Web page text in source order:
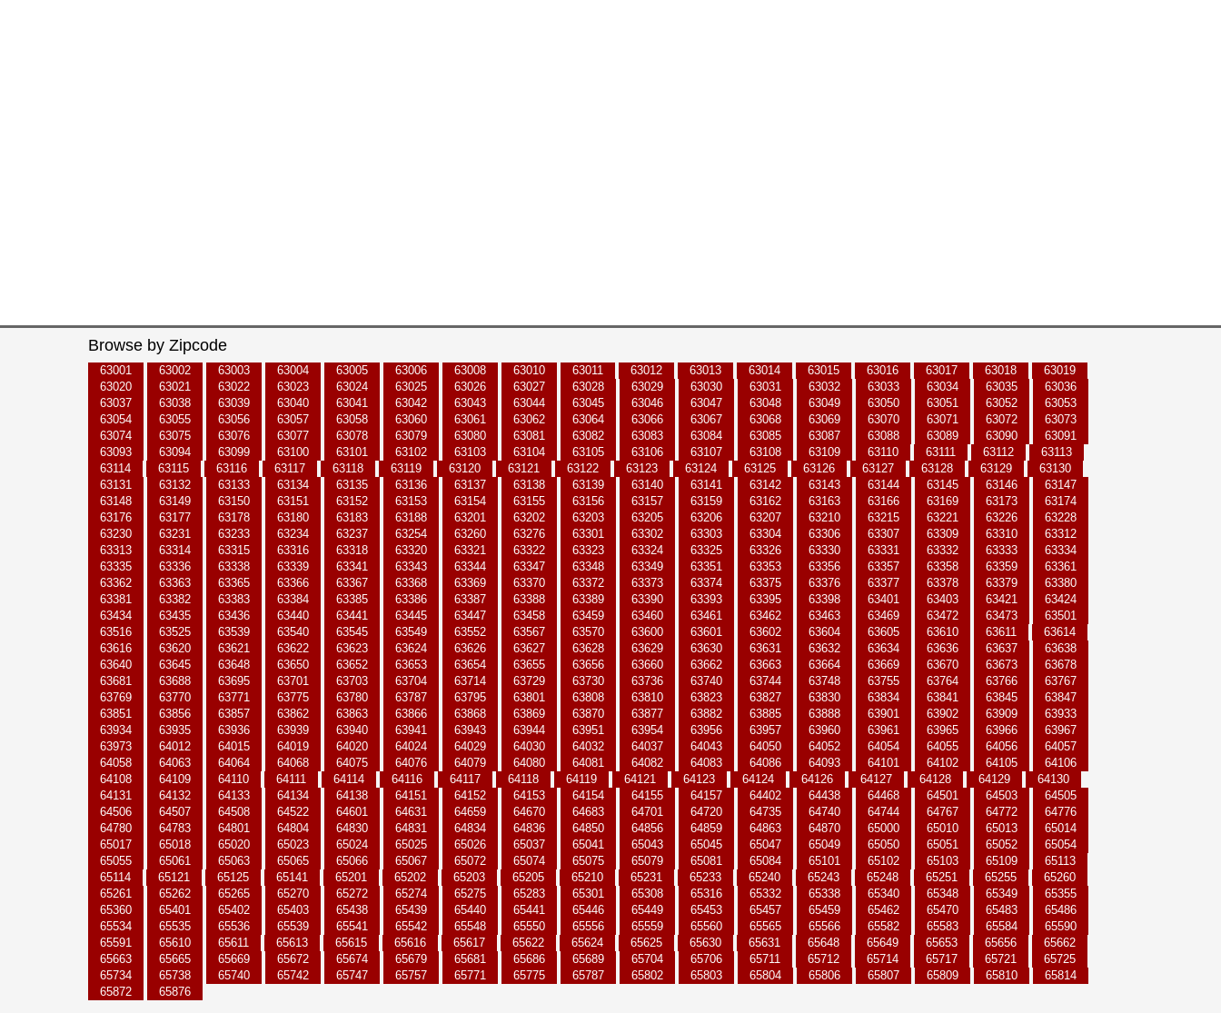
Browse by Zipcode
63001 63002 63003 63004 63005 63006 63008 63010 63011 63012 63013 63014 63015 63016 63017 63018
63019
63020
63021 63022 63023 63024 63025 63026 63027 63028 63029 63030 63031 63032 63033 63034 63035
63036
63037
63038 63039 63040 63041 63042 63043 63044 63045 63046 63047 63048 63049 63050 63051 63052
63053
63054
63055 63056 63057 63058 63060 63061 63062 63064 63066 63067 63068 63069 63070 63071 63072
63073
63074
63075 63076 63077 63078 63079 63080 63081 63082 63083 63084 63085 63087 63088 63089 63090
63091
63093
63094 63099 63100 63101 63102 63103 63104 63105 63106 63107 63108 63109 63110 63111 63112
63113
63114
63115 63116 63117 63118 63119 63120 63121 63122 63123 63124 63125 63126 63127 63128 63129
63130
63131
63132 63133 63134 63135 63136 63137 63138 63139 63140 63141 63142 63143 63144 63145 63146
63147
63148
63149 63150 63151 63152 63153 63154 63155 63156 63157 63159 63162 63163 63166 63169 63173
63174
63176
63177 63178 63180 63183 63188 63201 63202 63203 63205 63206 63207 63210 63215 63221 63226
63228
63230
63231 63233 63234 63237 63254 63260 63276 63301 63302 63303 63304 63306 63307 63309 63310
63312
63313
63314 63315 63316 63318 63320 63321 63322 63323 63324 63325 63326 63330 63331 63332 63333
63334
63335
63336 63338 63339 63341 63343 63344 63347 63348 63349 63351 63353 63356 63357 63358 63359
63361
63362
63363 63365 63366 63367 63368 63369 63370 63372 63373 63374 63375 63376 63377 63378 63379
63380
63381
63382 63383 63384 63385 63386 63387 63388 63389 63390 63393 63395 63398 63401 63403 63421
63424
63434
63435 63436 63440 63441 63445 63447 63458 63459 63460 63461 63462 63463 63469 63472 63473
63501
63516
63525 63539 63540 63545 63549 63552 63567 63570 63600 63601 63602 63604 63605 63610 63611
63614
63616
63620 63621 63622 63623 63624 63626 63627 63628 63629 63630 63631 63632 63634 63636 63637
63638
63640
63645 63648 63650 63652 63653 63654 63655 63656 63660 63662 63663 63664 63669 63670 63673
63678
63681
63688 63695 63701 63703 63704 63714 63729 63730 63736 63740 63744 63748 63755 63764 63766
63767
63769
63770 63771 63775 63780 63787 63795 63801 63808 63810 63823 63827 63830 63834 63841 63845
63847
63851
63856 63857 63862 63863 63866 63868 63869 63870 63877 63882 63885 63888 63901 63902 63909
63933
63934
63935 63936 63939 63940 63941 63943 63944 63951 63954 63956 63957 63960 63961 63965 63966
63967
63973
64012 64015 64019 64020 64024 64029 64030 64032 64037 64043 64050 64052 64054 64055 64056
64057
64058
64063 64064 64068 64075 64076 64079 64080 64081 64082 64083 64086 64093 64101 64102 64105
64106
64108
64109 64110 64111 64114 64116 64117 64118 64119 64121 64123 64124 64126 64127 64128 64129
64130
64131
64132 64133 64134 64138 64151 64152 64153 64154 64155 64157 64402 64438 64468 64501 64503
64505
64506
64507 64508 64522 64601 64631 64659 64670 64683 64701 64720 64735 64740 64744 64767 64772
64776
64780
64783 64801 64804 64830 64831 64834 64836 64850 64856 64859 64863 64870 65000 65010 65013
65014
65017
65018 65020 65023 65024 65025 65026 65037 65041 65043 65045 65047 65049 65050 65051 65052
65054
65055
65061 65063 65065 65066 65067 65072 65074 65075 65079 65081 65084 65101 65102 65103 65109
65113
65114
65121 65125 65141 65201 65202 65203 65205 65210 65231 65233 65240 65243 65248 65251 65255
65260
65261
65262 65265 65270 65272 65274 65275 65283 65301 65308 65316 65332 65338 65340 65348 65349
65355
65360
65401 65402 65403 65438 65439 65440 65441 65446 65449 65453 65457 65459 65462 65470 65483
65486
65534
65535 65536 65539 65541 65542 65548 65550 65556 65559 65560 65565 65566 65582 65583 65584
65590
65591
65610 65611 65613 65615 65616 65617 65622 65624 65625 65630 65631 65648 65649 65653 65656
65662
65663
65665 65669 65672 65674 65679 65681 65686 65689 65704 65706 65711 65712 65714 65717 65721
65725
65734
65738 65740 65742 65747 65757 65771 65775 65787 65802 65803 65804 65806 65807 65809 65810
65814
65872
65876